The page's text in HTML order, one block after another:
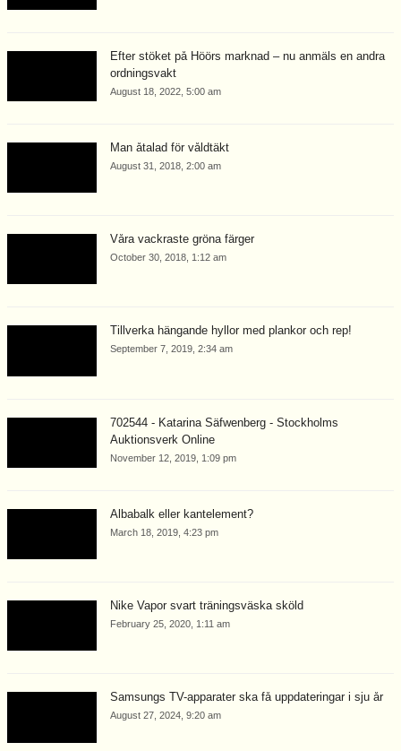
Efter stöket på Höörs marknad – nu anmäls en andra
ordningsvakt
August 18, 2022, 5:00 am
Man åtalad för våldtäkt
August 31, 2018, 2:00 am
Våra vackraste gröna färger
October 30, 2018, 1:12 am
Tillverka hängande hyllor med plankor och rep!
September 7, 2019, 2:34 am
702544 - Katarina Säfwenberg - Stockholms
Auktionsverk Online
November 12, 2019, 1:09 pm
Albabalk eller kantelement?
March 18, 2019, 4:23 pm
Nike Vapor svart träningsväska sköld
February 25, 2020, 1:11 am
Samsungs TV-apparater ska få uppdateringar i sju år
August 27, 2024, 9:20 am